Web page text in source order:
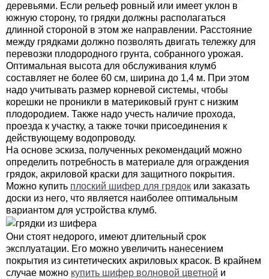
деревьями. Если рельеф ровный или имеет уклон в
южную сторону, то грядки должны располагаться
длинной стороной в этом же направлении. Расстояние
между грядками должно позволять двигать тележку для
перевозки плодородного грунта, собранного урожая.
Оптимальная высота для обслуживания клумб
составляет не более 60 см, ширина до 1,4 м. При этом
надо учитывать размер корневой системы, чтобы
корешки не проникли в материковый грунт с низким
плодородием. Также надо учесть наличие прохода,
проезда к участку, а также точки присоединения к
действующему водопроводу.
На основе эскиза, полученных рекомендаций можно
определить потребность в материале для ограждения
грядок, акриловой краски для защитного покрытия.
Можно купить плоский шифер для грядок или заказать
доски из него, что является наиболее оптимальным
вариантом для устройства клумб.
Они стоят недорого, имеют длительный срок
эксплуатации. Его можно увеличить нанесением
покрытия из синтетических акриловых красок. В крайнем
случае можно купить шифер волновой цветной и